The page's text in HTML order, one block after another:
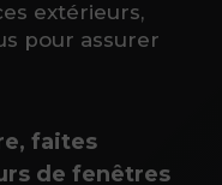
extérieurs,
pour assurer
faites
de fenêtres